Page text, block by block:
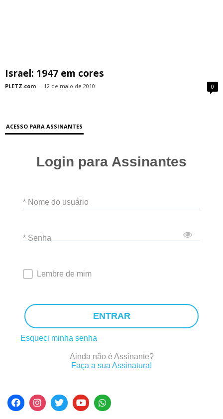
Israel: 1947 em cores
PLETZ.com - 12 de maio de 2010 0
ACESSO PARA ASSINANTES
Login para Assinantes
* Nome do usuário
* Senha
Lembre de mim
ENTRAR
Esqueci minha senha
Ainda não é Assinante?
Faça a sua Assinatura!